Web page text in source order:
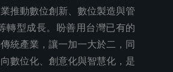
推動數位創新、數位製造與管
轉型成長。盼善用台灣已有的
統產業，讓一加一大於二，同
數位化、創意化與智慧化，是